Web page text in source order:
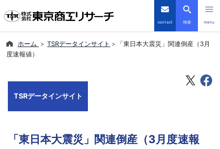
contact 検索 menu
ホーム TSRデータインサイト
「東日本大震災」関連倒産（3月
度速報値）
TSRデータインサイト
「東日本大震災」関連倒産（3月度速報